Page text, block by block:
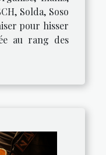
Solda, Soso
pour hisser
au rang des